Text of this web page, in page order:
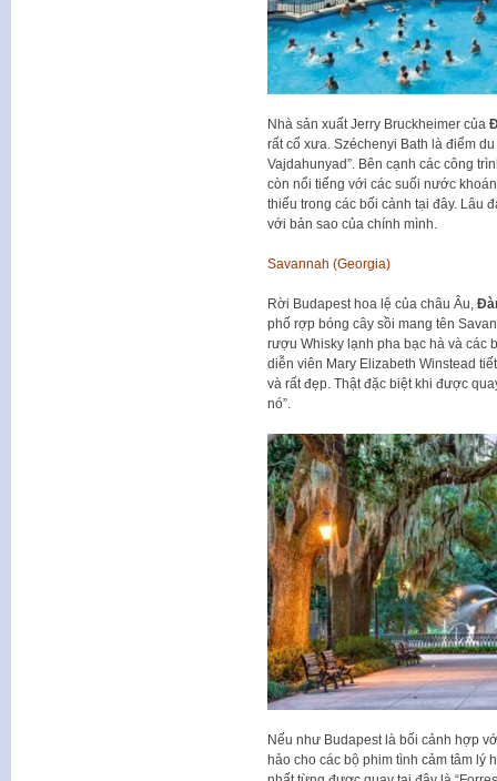
Nhà sản xuất Jerry Bruckheimer của
rất cổ xưa. Széchenyi Bath là điểm
Vajdahunyad”. Bên cạnh các công
còn nổi tiếng với các suối nước
thiếu trong các bối cảnh tại đây. Lâu
với bản sao của chính mình.
Savannah (Georgia)
Rời Budapest hoa lệ của châu Âu,
phố rợp bóng cây sồi mang tên
rượu Whisky lạnh pha bạc hà và các
diễn viên Mary Elizabeth Winstead
và rất đẹp. Thật đặc biệt khi được
nó”.
Nếu như Budapest là bối cảnh hợp
hảo cho các bộ phim tình cảm tâm lý